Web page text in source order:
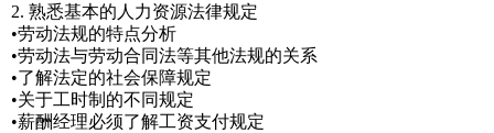
2. 熟悉基本的人力资源法律规定
•劳动法规的特点分析
•劳动法与劳动合同法等其他法规的关系
•了解法定的社会保障规定
•关于工时制的不同规定
•薪酬经理必须了解工资支付规定